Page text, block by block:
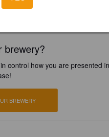
brewery?
control how you are presented
BREWERY